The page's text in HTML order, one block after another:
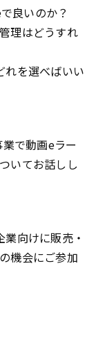
良いのか？
理はどうすれ
れを選べばいい
で動画eラー
いてお話しし
向けに販売・
機会にご参加